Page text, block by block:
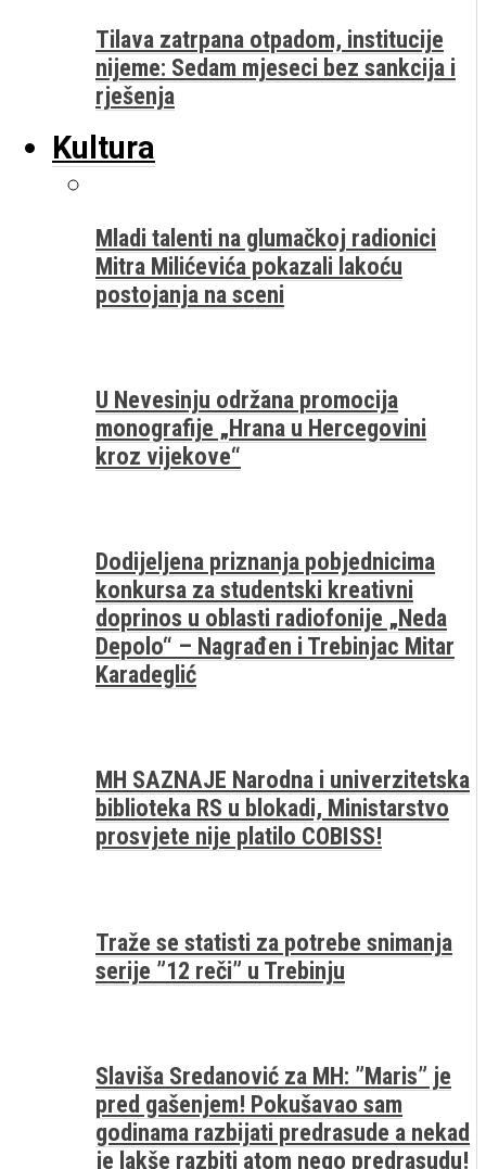
Tilava zatrpana otpadom, institucije
nijeme: Sedam mjeseci bez sankcija i
rješenja
Kultura
Mladi talenti na glumačkoj radionici
Mitra Milićevića pokazali lakoću
postojanja na sceni
U Nevesinju održana promocija
monografije „Hrana u Hercegovini
kroz vijekove“
Dodijeljena priznanja pobjednicima
konkursa za studentski kreativni
doprinos u oblasti radiofonije „Neda
Depolo“ – Nagrađen i Trebinjac Mitar
Karadeglić
MH SAZNAJE Narodna i univerzitetska
biblioteka RS u blokadi, Ministarstvo
prosvjete nije platilo COBISS!
Traže se statisti za potrebe snimanja
serije ”12 reči” u Trebinju
Slaviša Sredanović za MH: ”Maris” je
pred gašenjem! Pokušavao sam
godinama razbijati predrasude a nekad
je lakše razbiti atom nego predrasudu!